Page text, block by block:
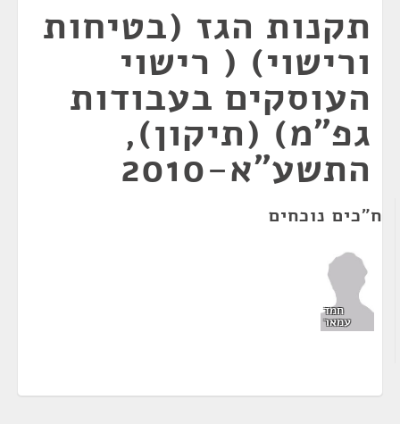
תקנות הגז (בטיחות
ורישוי) ( רישוי
העוסקים בעבודות
גפ"מ) (תיקון),
התשע"א-2010
ח"כים נוכחים
חמד
עמאר